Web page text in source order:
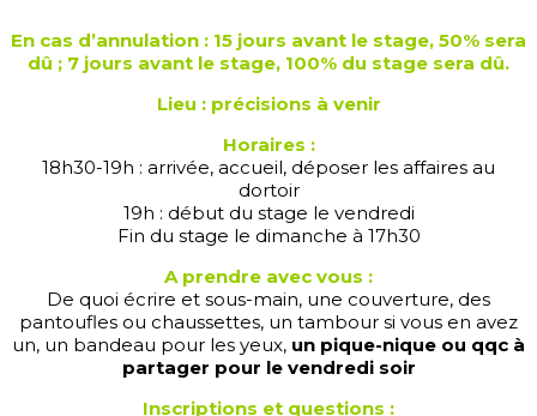
En cas d’annulation : 15 jours avant le stage, 50% sera
dû ; 7 jours avant le stage, 100% du stage sera dû.
Lieu : précisions à venir
Horaires :
18h30-19h : arrivée, accueil, déposer les affaires au
dortoir
19h : début du stage le vendredi
Fin du stage le dimanche à 17h30
A prendre avec vous :
De quoi écrire et sous-main, une couverture, des
pantoufles ou chaussettes, un tambour si vous en avez
un, un bandeau pour les yeux, un pique-nique ou qqc à
partager pour le vendredi soir
Inscriptions et questions :